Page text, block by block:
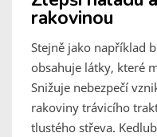
rakovinou
Stejně jako například
obsahuje látky, které
Snižuje nebezpečí
rakoviny trávicího
tlustého střeva.